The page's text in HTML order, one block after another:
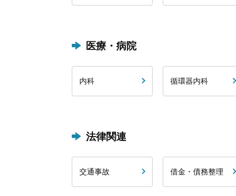
医療・病院
内科 循環器内科
法律関連
交通事故 借金・債務整理